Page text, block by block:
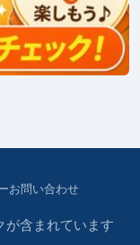
お問い合わせ
含まれています